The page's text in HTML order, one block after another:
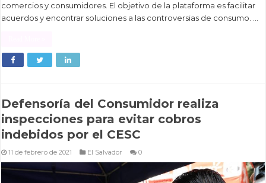
comercios y consumidores. El objetivo de la plataforma es facilitar
acuerdos y encontrar soluciones a las controversias de consumo. …
Defensoría del Consumidor realiza
inspecciones para evitar cobros
indebidos por el CESC
11 de febrero de 2021 El Salvador 0